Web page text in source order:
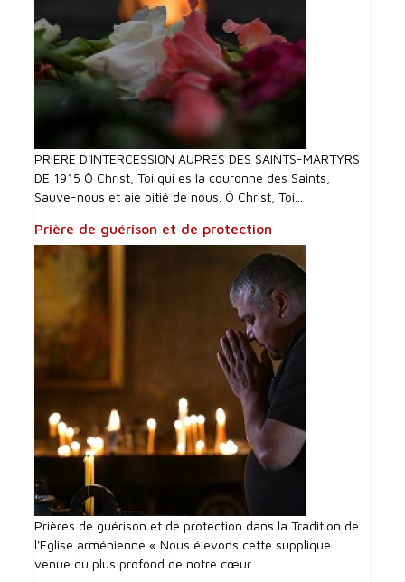
PRIERE D'INTERCESSI0N AUPRES DES SAINTS-MARTYRS
DE 1915 Ô Christ, Toi qui es la couronne des Saints,
Sauve-nous et aie pitié de nous. Ô Christ, Toi...
Prière de guérison et de protection
Prières de guérison et de protection dans la Tradition de
l'Eglise arménienne « Nous élevons cette supplique
venue du plus profond de notre cœur...